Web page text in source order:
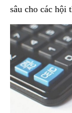
sâu cho các hội